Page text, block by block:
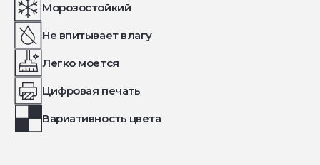
Морозостойкий
Не впитывает влагу
Легко моется
Цифровая печать
Вариативность цвета